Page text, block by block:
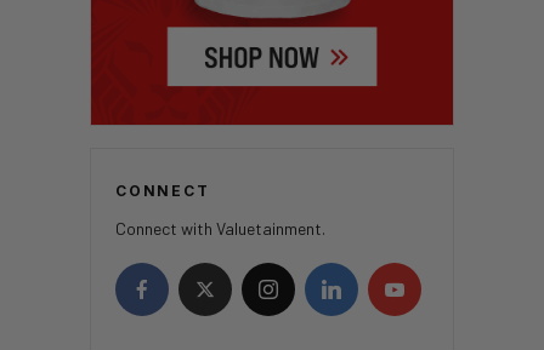
CONNECT
Connect with Valuetainment.